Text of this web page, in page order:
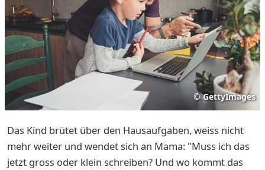
© GettyImages
Das Kind brütet über den Hausaufgaben, weiss nicht
mehr weiter und wendet sich an Mama: "Muss ich das
jetzt gross oder klein schreiben? Und wo kommt das